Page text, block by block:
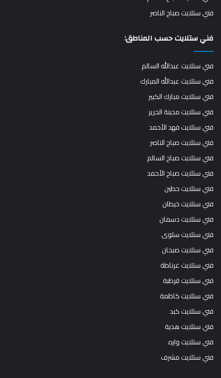
فني ستلايت صباح الناصر
فني ستلايت حسب المناطق:
فني ستلايت عبدالله السالم
فني ستلايت عبدالله المبارك
فني ستلايت مبارك الكبير
فني ستلايت مدينة الحرير
فني ستلايت فهد الأحمد
فني ستلايت صباح الناصر
فني ستلايت صباح السالم
فني ستلايت صباح الأحمد
فني ستلايت حطين
فني ستلايت خيطان
فني ستلايت دسمان
فني ستلايت سلوى
فني ستلايت صبحان
فني ستلايت غرناطة
فني ستلايت قرطبة
فني ستلايت كاظمة
فني ستلايت كبد
فني ستلايت هدية
فني ستلايت واره
فني ستلايت مشرف